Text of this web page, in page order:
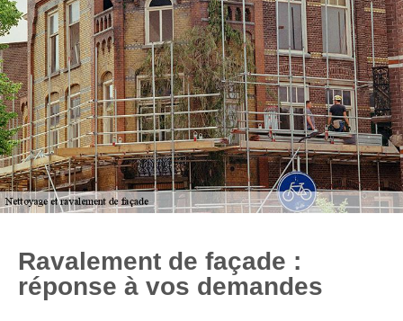
Ravalement de façade :
réponse à vos demandes